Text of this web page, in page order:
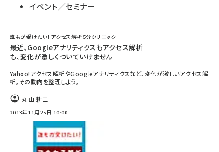
イベント／セミナー
誰もが受けたい！アクセス解析5分クリニック
最近、Googleアナリティクスもアクセス解析
も、変化が激しくついていけません
Yahoo!アクセス解析やGoogleアナリティクスなど、変化が激しいアクセス解
析。その動向を整理しよう。
丸山 耕二
2013年11月25日 10:00